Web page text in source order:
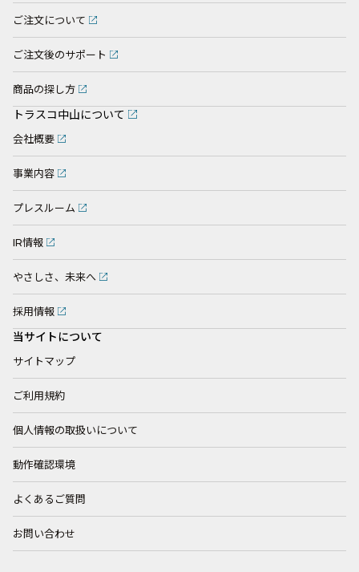
ご注文について
ご注文後のサポート
商品の探し方
トラスコ中山について
会社概要
事業内容
プレスルーム
IR情報
やさしさ、未来へ
採用情報
当サイトについて
サイトマップ
ご利用規約
個人情報の取扱いについて
動作確認環境
よくあるご質問
お問い合わせ